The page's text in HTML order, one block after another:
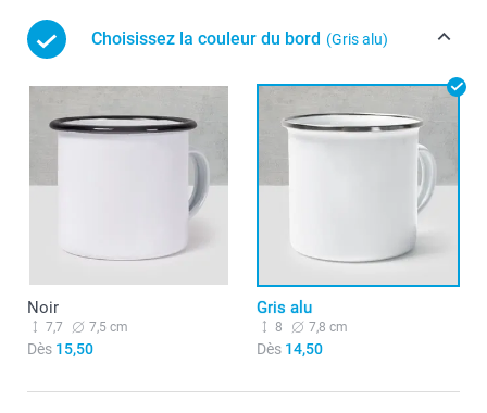
Choisissez la couleur du bord (Gris alu)
Noir
7,7 7,5 cm
Dès 15,50
Gris alu
8 7,8 cm
Dès14,50